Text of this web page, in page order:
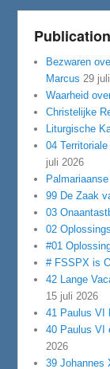
Bezwaren
Marcus 29
Waarheid
Christelijke
Liturgische
04
juli 2026
99 De Zaak
03
02
#01
# FSSPX is
42 Lange
15 juli 2026
41 Paulus VI
40 Paulus VI
2026
39 Johannes